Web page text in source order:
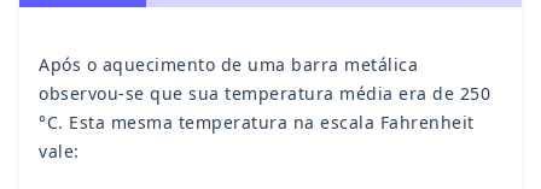
Após o aquecimento de uma barra metálica
observou-se que sua temperatura média era de 250
°C. Esta mesma temperatura na escala Fahrenheit
vale: